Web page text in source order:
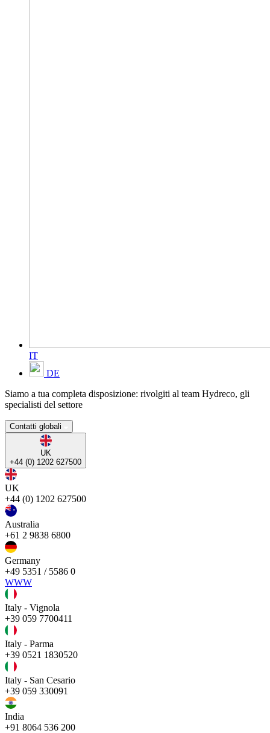
IT
DE
Siamo a tua completa disposizione: rivolgiti al team Hydreco, gli
specialisti del settore
Contatti globali
UK
+44 (0) 1202 627500
UK
+44 (0) 1202 627500
Australia
+61 2 9838 6800
Germany
+49 5351 / 5586 0
WWW
Italy - Vignola
+39 059 7700411
Italy - Parma
+39 0521 1830520
Italy - San Cesario
+39 059 330091
India
+91 8064 536 200